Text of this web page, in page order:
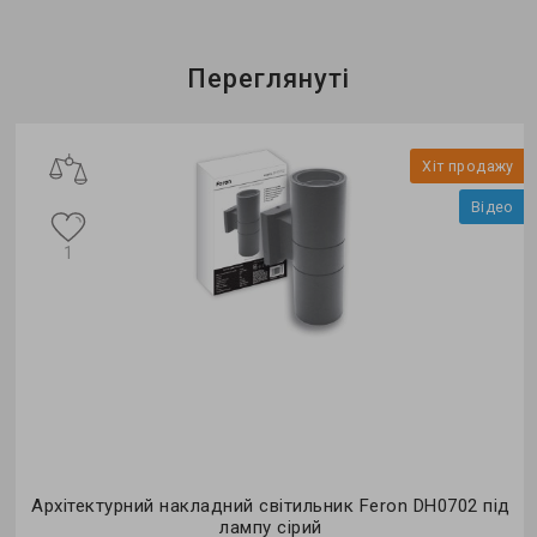
Переглянуті
Хіт продажу
Відео
Архітектурний накладний світильник Feron DH0702 під
лампу сірий
1